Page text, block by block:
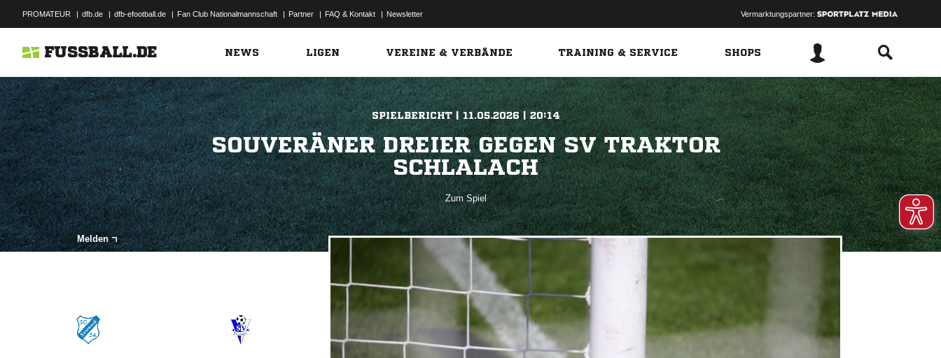
PROMATEUR | dfb.de | dfb-efootball.de | Fan Club Nationalmannschaft | Partner | FAQ & Kontakt | Newsletter Vermarktungspartner:
FUSSBALL.DE NEWS LIGEN VEREINE & VERBÄNDE TRAINING & SERVICE SHOPS
SPIELBERICHT | 11.05.2026 | 20:14
SOUVERÄNER DREIER GEGEN SV TRAKTOR
SCHLALACH
Zum Spiel
Melden